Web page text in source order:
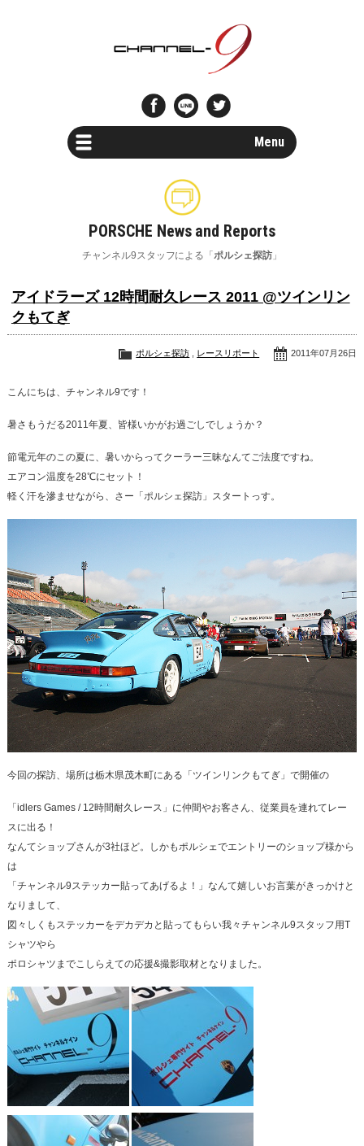
Menu
Special Shops
Maintenance
PORSCHE News and Reports
チャンネル9スタッフによる「ポルシェ探訪 」
アイドラーズ 12時間耐久レース 2011 @ツインリン
クもてぎ
2011年07月26日
ポルシェ探訪 レースリポート
こんにちは、チャンネル9です！
暑さもうだる2011年夏、皆様いかがお過ごしでしょうか？
節電元年のこの夏に、暑いからってクーラー三昧なんてご法度ですね。
エアコン温度を28℃にセット！
軽く汗を滲ませながら、さー「ポルシェ探訪」スタートっす。
今回の探訪、場所は栃木県茂木町にある「ツインリンクもてぎ」で開催の
「idlers Games / 12時間耐久レース」に仲間やお客さん、従業員を連れてレー
スに出る！
なんてショップさんが3社ほど。しかもポルシェでエントリーのショップ様から
は
「チャンネル9ステッカー貼ってあげるよ！」なんて嬉しいお言葉がきっかけと
なりまして、
図々しくもステッカーをデカデカと貼ってもらい我々チャンネル9スタッフ用T
シャツやら
ポロシャツまでこしらえての応援&撮影取材となりました。